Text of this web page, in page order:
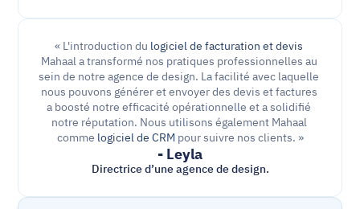
« L'introduction du logiciel de facturation et devis
Mahaal a transformé nos pratiques professionnelles au
sein de notre agence de design. La facilité avec laquelle
nous pouvons générer et envoyer des devis et factures
a boosté notre efficacité opérationnelle et a solidifié
notre réputation. Nous utilisons également Mahaal
comme logiciel de CRM pour suivre nos clients. »
- Leyla
Directrice d’une agence de design.